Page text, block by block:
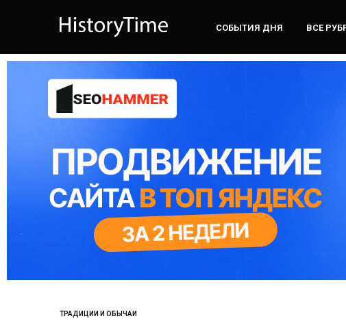
СОБЫТИЯ ДНЯ ВСЕ
ТРАДИЦИИ И ОБЫЧАИ